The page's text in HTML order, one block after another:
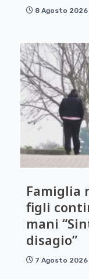
8 Agosto 2026
Famiglia
figli
mani
disagio”
7 Agosto 2026